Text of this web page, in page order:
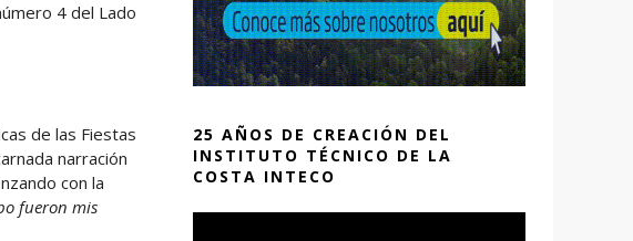
4 del Lado
de las Fiestas
narración
con la
fueron mis
25 AÑOS DE CREACIÓN DEL
INSTITUTO TÉCNICO DE LA
COSTA INTECO